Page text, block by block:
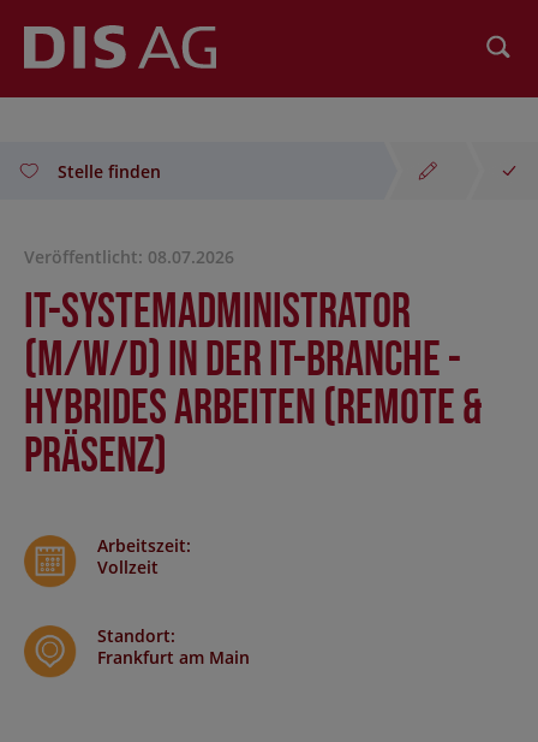
Stelle finden
Veröffentlicht: 08.07.2026
IT-Systemadministrator
(m/w/d) in der IT-Branche -
hybrides Arbeiten (Remote &
Präsenz)
Arbeitszeit:
Vollzeit
Standort:
Frankfurt am Main